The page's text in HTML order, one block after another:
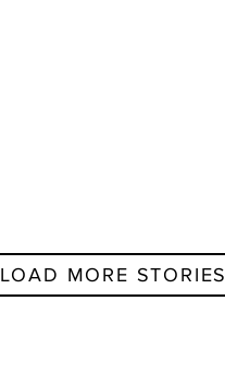
LOAD MORE STORIES